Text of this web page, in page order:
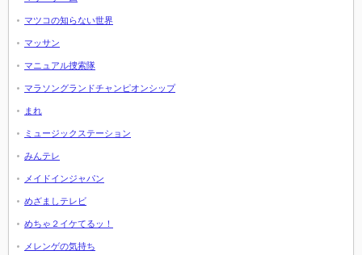
マツコの知らない世界
マッサン
マニュアル捜索隊
マラソングランドチャンピオンシップ
まれ
ミュージックステーション
みんテレ
メイドインジャパン
めざましテレビ
めちゃ２イケてるッ！
メレンゲの気持ち